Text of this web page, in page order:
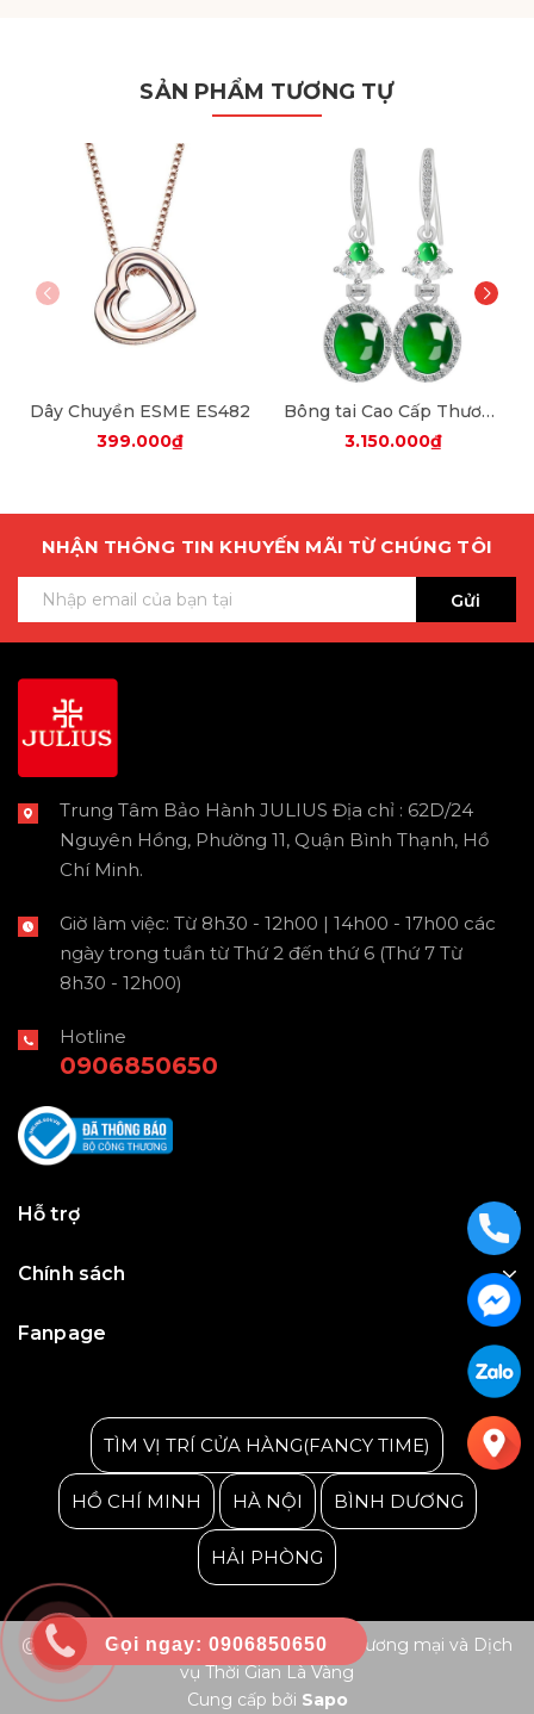
SẢN PHẨM TƯƠNG TỰ
Dây Chuyền ESME ES482
399.000₫
Bông tai Cao Cấp Thương Hiệu ESME ES325AS-D653
3.150.000₫
NHẬN THÔNG TIN KHUYẾN MÃI TỪ CHÚNG TÔI
Gửi
Trung Tâm Bảo Hành JULIUS Địa chỉ : 62D/24
Nguyên Hồng, Phường 11, Quận Bình Thạnh, Hồ
Chí Minh.
Giờ làm việc: Từ 8h30 - 12h00 | 14h00 - 17h00 các
ngày trong tuần từ Thứ 2 đến thứ 6 (Thứ 7 Từ
8h30 - 12h00)
Hotline
0906850650
Hỗ trợ
Chính sách
Fanpage
TÌM VỊ TRÍ CỬA HÀNG(FANCY TIME)
HỒ CHÍ MINH HÀ NỘI BÌNH DƯƠNG
HẢI PHÒNG
@ Bản quyền thuộc về Công ty TNHH Thương mại và Dịch
vụ Thời Gian Là Vàng
Cung cấp bởi Sapo
Gọi ngay: 0906850650